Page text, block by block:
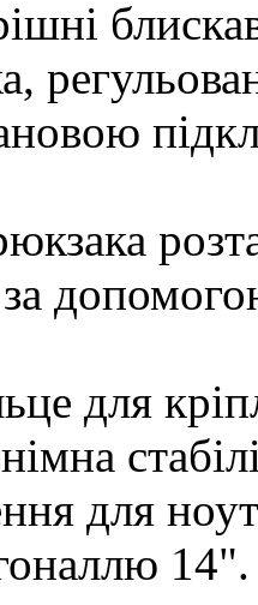
для
для
14".